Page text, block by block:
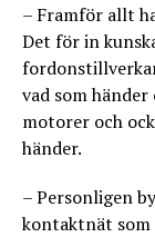
– Framför allt
Det för in
vad som
motorer och
händer.
– Personligen
kontaktnät